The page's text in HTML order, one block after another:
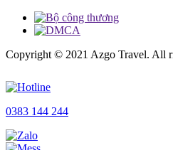
Copyright © 2021 Azgo Travel. All
0383 144 244